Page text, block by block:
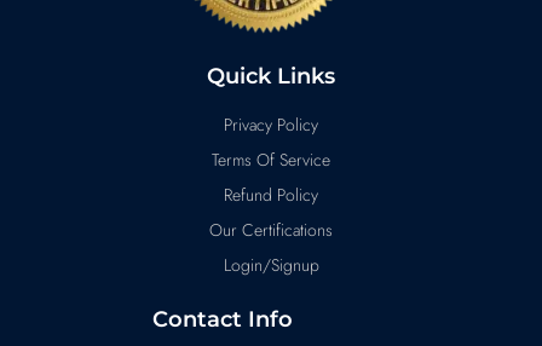
Quick Links
Privacy Policy
Terms Of Service
Refund Policy
Our Certifications
Login/Signup
Contact Info